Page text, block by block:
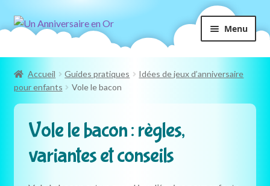
Aller
navigation
Aller
Menu
Accueil Guides pratiques
Idées de jeux d’anniversaire
pour enfants
Vole le bacon
Vole le bacon : règles,
variantes et conseils